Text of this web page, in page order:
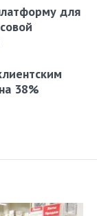
для
38%